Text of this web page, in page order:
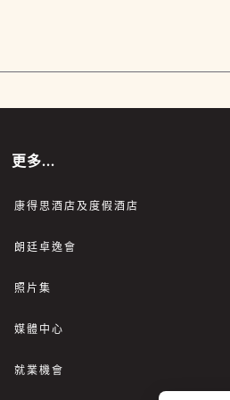
更多...
康得思酒店及度假酒店
朗廷卓逸會
照片集
媒體中心
就業機會